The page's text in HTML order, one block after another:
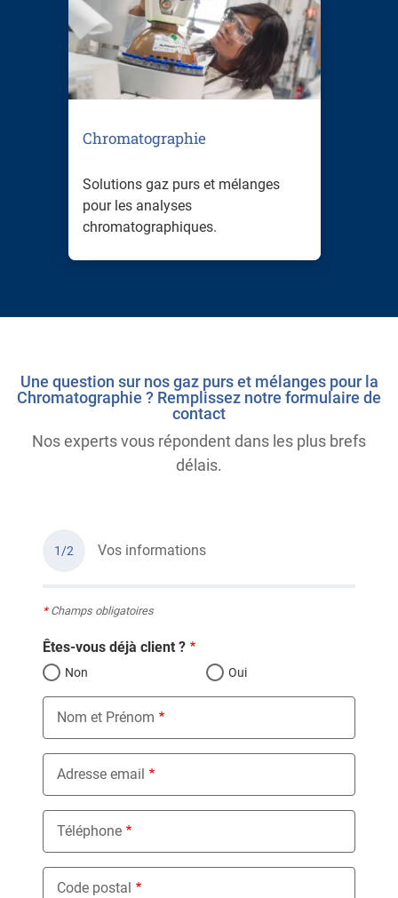
Chromatographie
Solutions gaz purs et mélanges
pour les analyses
chromatographiques.
Une question sur nos gaz purs et mélanges pour la
Chromatographie ? Remplissez notre formulaire de
contact
Nos experts vous répondent dans les plus brefs
délais.
1/2 Vos informations
*Champs obligatoires
Êtes-vous déjà client ?
Non Oui
Nom et Prénom
Adresse email
Téléphone
Code postal